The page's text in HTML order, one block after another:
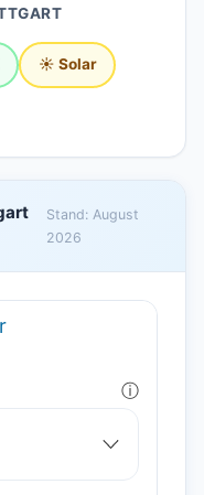
☀️ Solar
Stand: August
2026